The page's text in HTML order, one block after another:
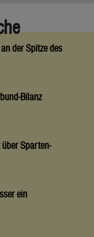
der Spitze des
Bilanz
über Sparten-
ein